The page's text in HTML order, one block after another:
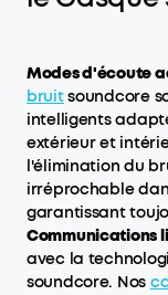
Modes d'écoute
bruitsoundcore
intelligents
extérieur et
l'élimination du
irréprochable
garantissant
Communications
avec la
soundcore. Nos